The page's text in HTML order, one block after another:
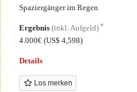
Spaziergänger im Regen
Ergebnis(inkl. Aufgeld)*
4.000€(US$ 4,598)
Details
Los merken